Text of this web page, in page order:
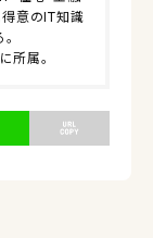
得意のIT知識
に所属。